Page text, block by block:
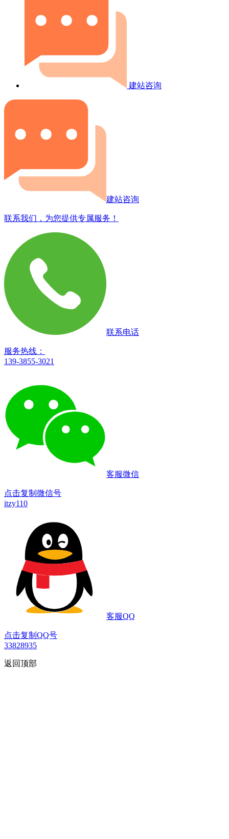
建站咨询
建站咨询
联系我们，为您提供专属服务！
联系电话
服务热线：
139-3855-3021
客服微信
点击复制微信号
itzy110
客服QQ
点击复制QQ号
33828935
返回顶部